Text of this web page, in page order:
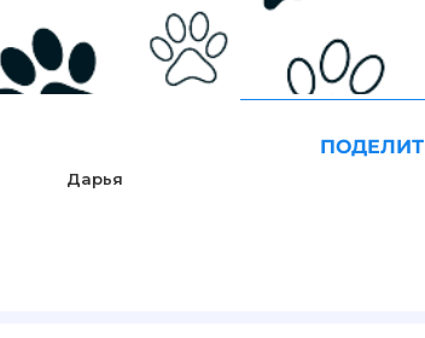
Дарья